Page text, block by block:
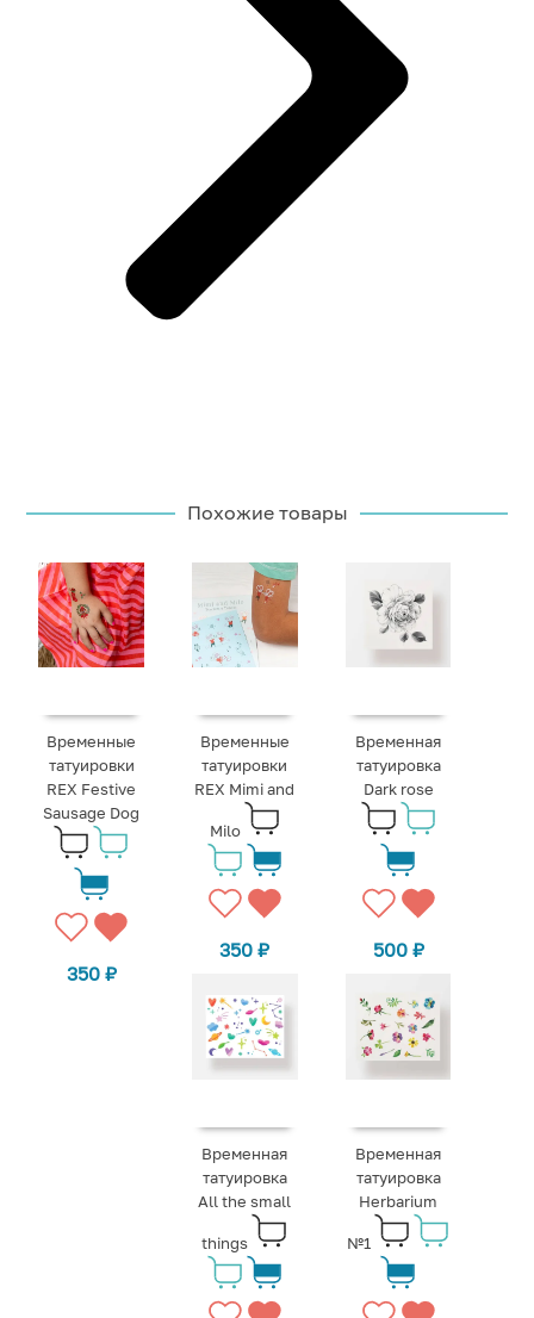
Похожие товары
Временные
татуировки
REX Festive
Sausage Dog
350 ₽
Временные
татуировки
REX Mimi and
Milo
350₽
Временная
татуировка
Dark rose
500 ₽
Временная
татуировка
All the small
things
Временная
татуировка
Herbarium
№1